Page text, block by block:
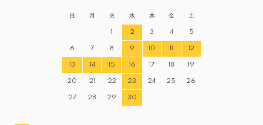
日 月 火 水 木 金 土
1 2 3 4 5
6 7 8 9 10 11 12
13 14 15 16 17 18 19
20 21 22 23 24 25 26
27 28 29 30